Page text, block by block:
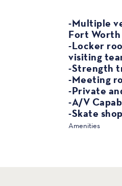
SPORT
Amenities
-Multiple
Fort
-Locker
visiting
-Strength
-Meeting
-Private
-A/V
-Skate